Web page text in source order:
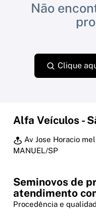
Não
Clique
Alfa Veículos -
Av Jose Horacio
MANUEL/SP
Seminovos de
atendimento
Procedência e